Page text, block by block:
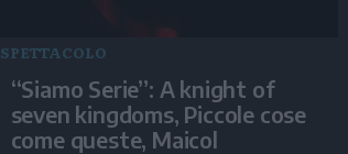
SPETTACOLO
“Siamo Serie”: A knight of
seven kingdoms, Piccole cose
come queste, Maicol